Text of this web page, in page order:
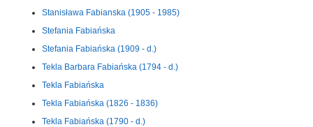
Stanisława Fabianska (1905 - 1985)
Stefania Fabiańska
Stefania Fabiańska (1909 - d.)
Tekla Barbara Fabiańska (1794 - d.)
Tekla Fabiańska
Tekla Fabiańska (1826 - 1836)
Tekla Fabiańska (1790 - d.)